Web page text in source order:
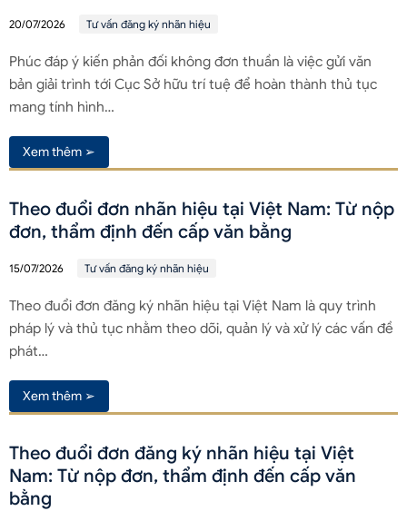
20/07/2026 Tư vấn đăng ký nhãn hiệu
Phúc đáp ý kiến phản đối không đơn thuần là việc gửi văn
bản giải trình tới Cục Sở hữu trí tuệ để hoàn thành thủ tục
mang tính hình…
Xem thêm ➢
Theo đuổi đơn nhãn hiệu tại Việt Nam: Từ nộp
đơn, thẩm định đến cấp văn bằng
15/07/2026 Tư vấn đăng ký nhãn hiệu
Theo đuổi đơn đăng ký nhãn hiệu tại Việt Nam là quy trình
pháp lý và thủ tục nhằm theo dõi, quản lý và xử lý các vấn đề
phát…
Xem thêm ➢
Theo đuổi đơn đăng ký nhãn hiệu tại Việt
Nam: Từ nộp đơn, thẩm định đến cấp văn
bằng